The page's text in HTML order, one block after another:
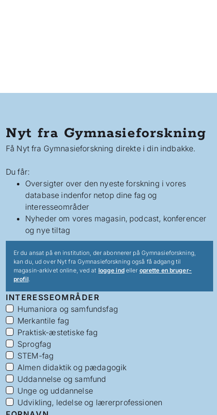
Nyt fra Gymnasieforskning
Få Nyt fra Gymnasieforskning direkte i din indbakke.
Du får:
Oversigter over den nyeste forskning i vores
database indenfor netop dine fag og
interesseområder
Nyheder om vores magasin, podcast, konferencer
og nye tiltag
Er du ansat på en institution, der abonnerer på Gymnasieforskning,
kan du, ud over Nyt fra Gymnasieforskning også få adgang til
magasin-arkivet online, ved at logge indeller oprette en bruger-
profil.
INTERESSEOMRÅDER
Humaniora og samfundsfag
Merkantile fag
Praktisk-æstetiske fag
Sprogfag
STEM-fag
Almen didaktik og pædagogik
Uddannelse og samfund
Unge og uddannelse
Udvikling, ledelse og lærerprofessionen